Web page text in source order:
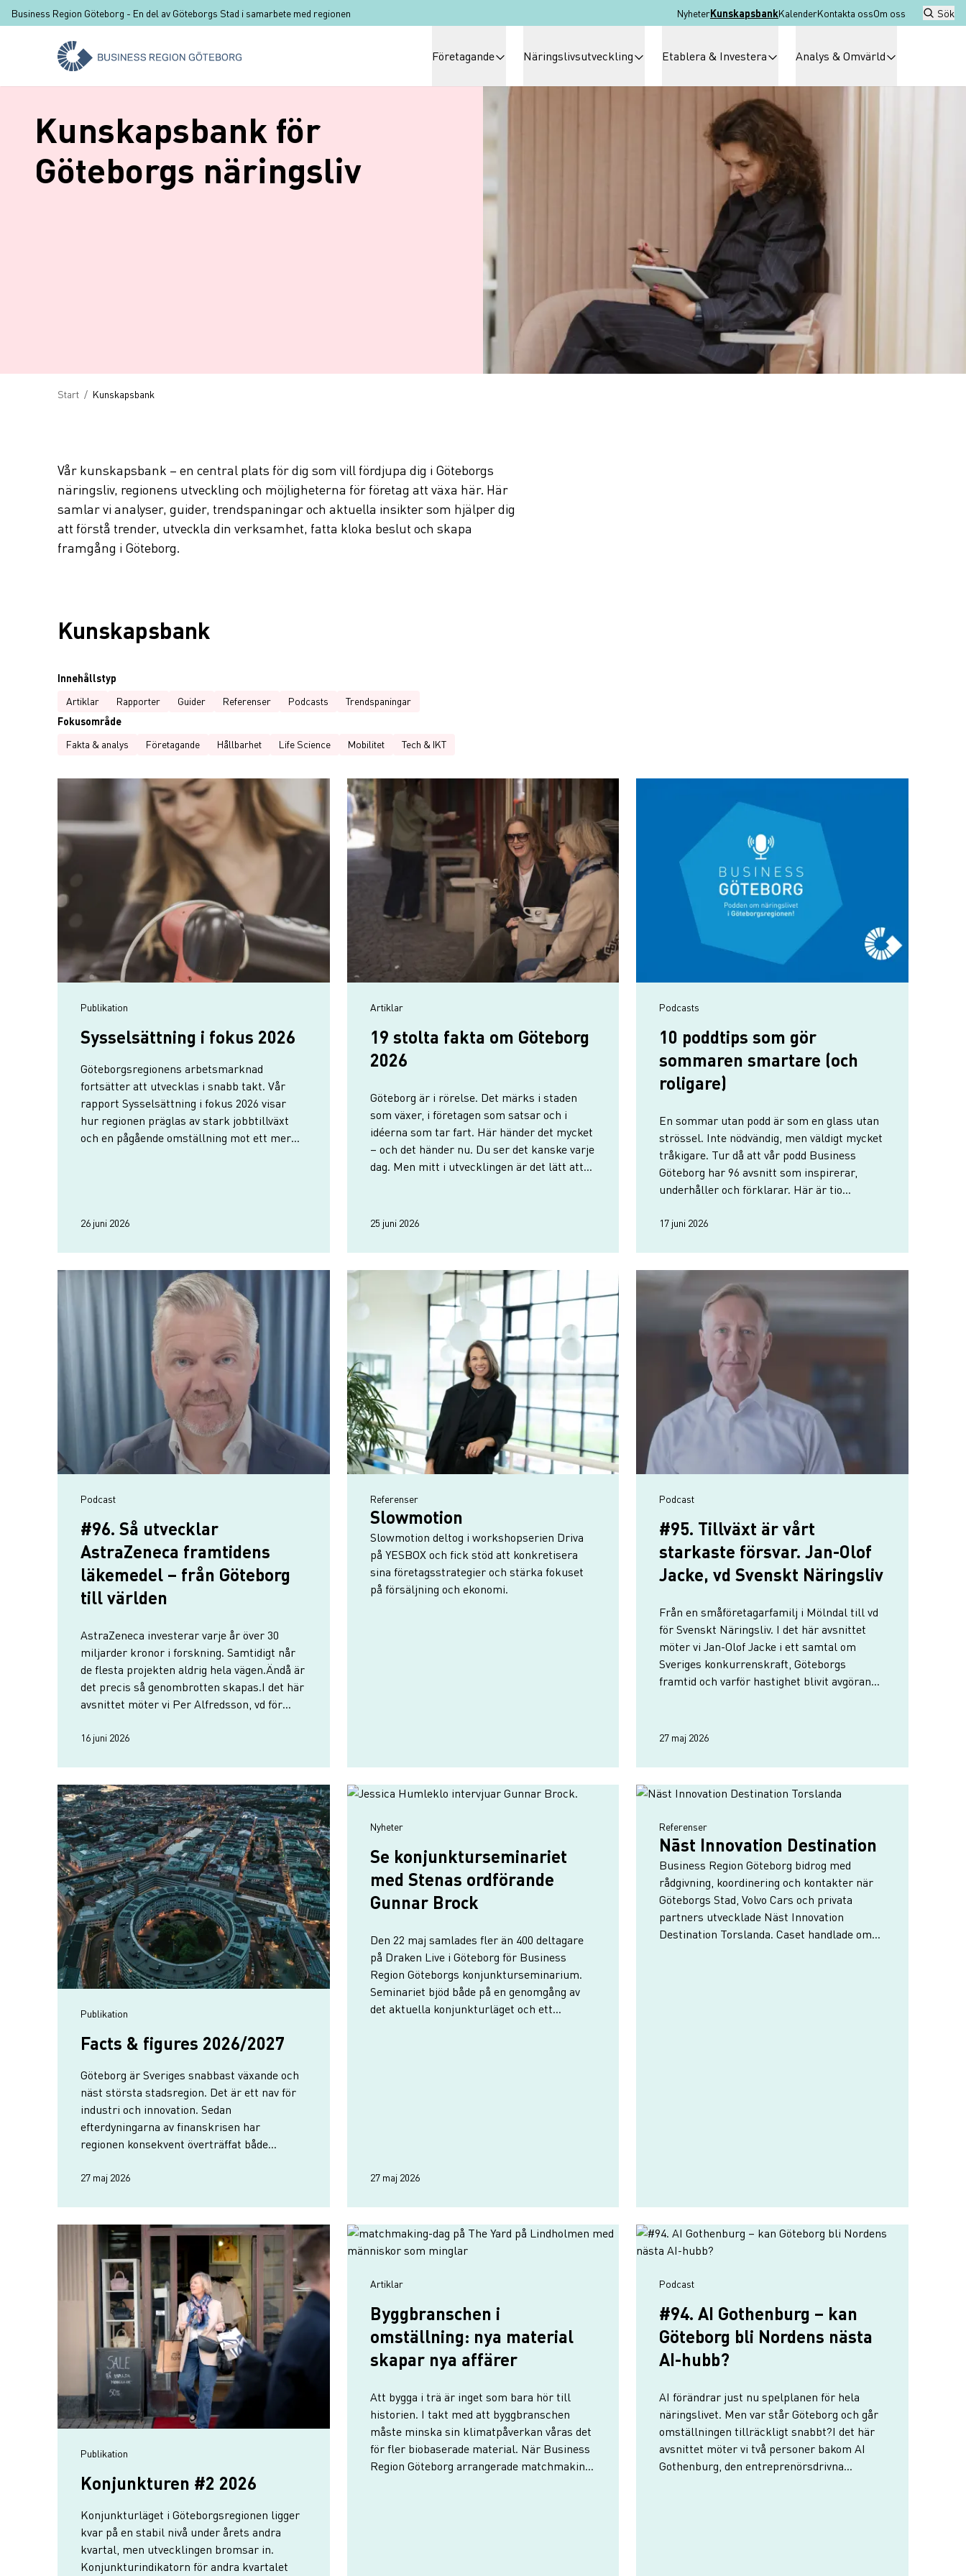
Hoppa till huvudinnehåll
Business Region Göteborg - En del av Göteborgs Stad i samarbete med regionen NyheterKunskapsbankKalenderKontakta ossOm oss Sök
Företagande
Näringslivsutveckling Etablera & Investera Analys & Omvärld
Kunskapsbank för
Göteborgs näringsliv
Länkstig
Start / Kunskapsbank
Vår kunskapsbank – en central plats för dig som vill fördjupa dig i Göteborgs
näringsliv, regionens utveckling och möjligheterna för företag att växa här. Här
samlar vi analyser, guider, trendspaningar och aktuella insikter som hjälper dig
att förstå trender, utveckla din verksamhet, fatta kloka beslut och skapa
framgång i Göteborg.
Kunskapsbank
Innehållstyp
Artiklar
Rapporter Guider Referenser Podcasts
Trendspaningar
Fokusområde
Fakta & analys
Företagande Hållbarhet Life Science Mobilitet Tech & IKT
publikation
Sysselsättning i fokus 2026
Göteborgsregionens arbetsmarknad
fortsätter att utvecklas i snabb takt. Vår
rapport Sysselsättning i fokus 2026 visar
hur regionen präglas av stark jobbtillväxt
och en pågående omställning mot ett mer
26 juni 2026
Artiklar
19 stolta fakta om Göteborg
2026
Göteborg är i rörelse. Det märks i staden
som växer, i företagen som satsar och i
idéerna som tar fart. Här händer det mycket
– och det händer nu. Du ser det kanske varje
dag. Men mitt i utvecklingen är det lätt att
25 juni 2026
Podcasts
10 poddtips som gör
sommaren smartare (och
roligare)
En sommar utan podd är som en glass utan
strössel. Inte nödvändig, men väldigt mycket
tråkigare. Tur då att vår podd Business
Göteborg har 96 avsnitt som inspirerar,
underhåller och förklarar. Här är tio
stranden eller kontoret.
17 juni 2026
podcast
#96. Så utvecklar
AstraZeneca framtidens
läkemedel – från Göteborg
till världen
AstraZeneca investerar varje år över 30
miljarder kronor i forskning. Samtidigt når
de flesta projekten aldrig hela vägen.Ändå är
det precis så genombrotten skapas.I det här
avsnittet möter vi Per Alfredsson, vd för
bolaget har han varit med och byggt upp …
16 juni 2026
Referenser
Slowmotion
Slowmotion deltog i workshopserien Driva
på YESBOX och fick stöd att konkretisera
sina företagsstrategier och stärka fokuset
på försäljning och ekonomi.
Read more about Slowmotion podcast
#95. Tillväxt är vårt
starkaste försvar. Jan-Olof
Jacke, vd Svenskt Näringsliv
Från en småföretagarfamilj i Mölndal till vd
för Svenskt Näringsliv. I det här avsnittet
möter vi Jan-Olof Jacke i ett samtal om
Sveriges konkurrenskraft, Göteborgs
framtid och varför hastighet blivit avgörande
Götebor…
27 maj 2026
publikation
Facts & figures 2026/2027
Göteborg är Sveriges snabbast växande och
näst största stadsregion. Det är ett nav för
industri och innovation. Sedan
efterdyningarna av finanskrisen har
regionen konsekvent överträffat både
storstadsregioner.
27 maj 2026
Nyheter
Se konjunkturseminariet
med Stenas ordförande
Gunnar Brock
Den 22 maj samlades fler än 400 deltagare
på Draken Live i Göteborg för Business
Region Göteborgs konjunkturseminarium.
Seminariet bjöd både på en genomgång av
det aktuella konjunkturläget och ett
27 maj 2026
Referenser
Nāst Innovation Destination
Business Region Göteborg bidrog med
rådgivning, koordinering och kontakter när
Göteborgs Stad, Volvo Cars och privata
partners utvecklade Näst Innovation
Destination Torslanda. Caset handlade om
Read more about Nāst Innovation Destination
publikation
Konjunkturen #2 2026
Konjunkturläget i Göteborgsregionen ligger
kvar på en stabil nivå under årets andra
kvartal, men utvecklingen bromsar in.
Konjunkturindikatorn för andra kvartalet
Artiklar
Byggbranschen i
omställning: nya material
skapar nya affärer
Att bygga i trä är inget som bara hör till
historien. I takt med att byggbranschen
måste minska sin klimatpåverkan våras det
för fler biobaserade material. När Business
Region Göteborg arrangerade matchmaking-
podcast
#94. AI Gothenburg – kan
Göteborg bli Nordens nästa
AI-hubb?
AI förändrar just nu spelplanen för hela
näringslivet. Men var står Göteborg och går
omställningen tillräckligt snabbt?I det här
avsnittet möter vi två personer bakom AI
Gothenburg, den entreprenörsdrivna